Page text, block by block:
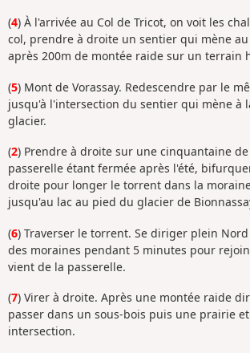
(4) À l'arrivée au Col de Tricot, on voit les
col, prendre à droite un sentier qui mène au
après 200m de montée raide sur un terrain
(5) Mont de Vorassay. Redescendre par le
jusqu'à l'intersection du sentier qui mène à
glacier.
(2) Prendre à droite sur une cinquantaine
passerelle étant fermée après l'été,
droite pour longer le torrent dans la
jusqu'au lac au pied du glacier de
(6) Traverser le torrent. Se diriger plein
des moraines pendant 5 minutes pour
vient de la passerelle.
(7) Virer à droite. Après une montée raide
passer dans un sous-bois puis une prairie
intersection.